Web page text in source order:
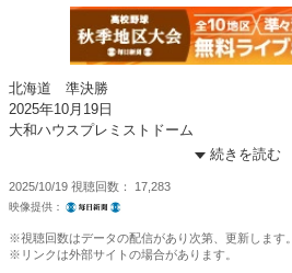
北海道 準決勝
2025年10月19日
大和ハウスプレミストドーム
https://mainichi.jp/koshien/shuki2025
続きを読む
2025/10/19 視聴回数 17,283
※視聴回数はデータの配信があり次第、更新します。
※リンクは外部サイトの場合があります。